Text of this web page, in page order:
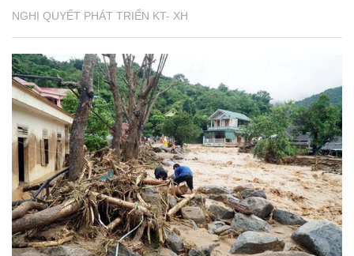
NGHỊ QUYẾT PHÁT TRIỂN KT- XH